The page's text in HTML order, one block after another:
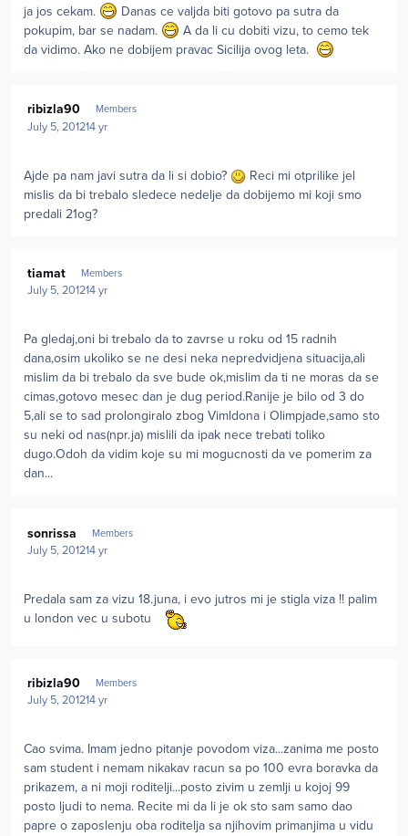
ja jos cekam.
Danas ce valjda biti gotovo pa sutra da
pokupim, bar se nadam.
A da li cu dobiti vizu, to cemo tek
da vidimo. Ako ne dobijem pravac Sicilija ovog leta.
ribizla90 Members
July 5, 201214 yr
Ajde pa nam javi sutra da li si dobio?
Reci mi otprilike jel
mislis da bi trebalo sledece nedelje da dobijemo mi koji smo
predali 21og?
tiamat Members
July 5, 201214 yr
Pa gledaj,oni bi trebalo da to zavrse u roku od 15 radnih
dana,osim ukoliko se ne desi neka nepredvidjena situacija,ali
mislim da bi trebalo da sve bude ok,mislim da ti ne moras da se
cimas,gotovo mesec dan je dug period.Ranije je bilo od 3 do
5,ali se to sad prolongiralo zbog Vimldona i Olimpjade,samo sto
su neki od nas(npr.ja) mislili da ipak nece trebati toliko
dugo.Odoh da vidim koje su mi mogucnosti da ve pomerim za
dan...
sonrissa Members
July 5, 201214 yr
Predala sam za vizu 18.juna, i evo jutros mi je stigla viza !! palim
u london vec u subotu
ribizla90 Members
July 5, 201214 yr
Cao svima. Imam jedno pitanje povodom viza...zanima me posto
sam student i nemam nikakav racun sa po 100 evra boravka da
prikazem, a ni moji roditelji...posto zivim u zemlji u kojoj 99
posto ljudi to nema. Recite mi da li je ok sto sam samo dao
papre o zaposlenju oba roditelja sa njihovim primanjima u vidu